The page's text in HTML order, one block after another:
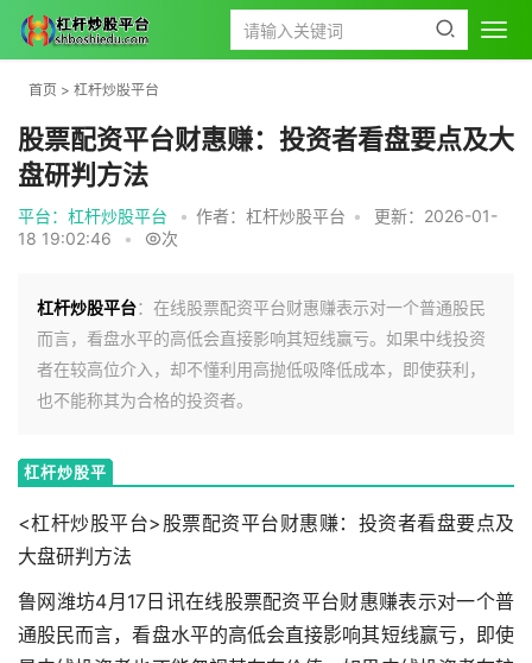
首页 > 杠杆炒股平台
股票配资平台财惠赚：投资者看盘要点及大
盘研判方法
平台：杠杆炒股平台 • 作者：杠杆炒股平台 •
更新：2026-01-
18 19:02:46
• 次
杠杆炒股平台：在线股票配资平台财惠赚表示对一个普通股民
而言，看盘水平的高低会直接影响其短线赢亏。如果中线投资
者在较高位介入，却不懂利用高抛低吸降低成本，即使获利，
也不能称其为合格的投资者。
杠杆炒股平
<杠杆炒股平台>股票配资平台财惠赚：投资者看盘要点及
大盘研判方法
鲁网潍坊4月17日讯在线股票配资平台财惠赚表示对一个普
通股民而言，看盘水平的高低会直接影响其短线赢亏，即使